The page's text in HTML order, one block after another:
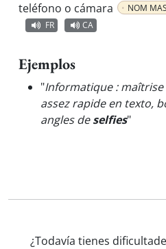
teléfono o cámara
NOM
FR
CA
Ejemplos
"Informatique :
assez rapide en texto,
angles deselfies"
¿Todavía tienes